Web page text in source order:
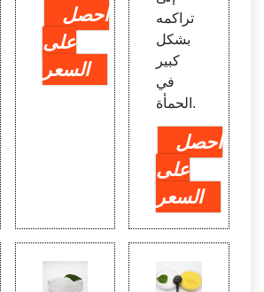
احصل
على
السعر
تراكمه
بشكل
كبير
في
الحمأة.
احصل
على
السعر